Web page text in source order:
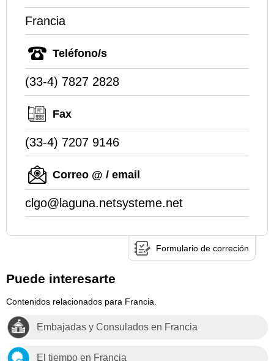
Francia
Teléfono/s
(33-4) 7827 2828
Fax
(33-4) 7207 9146
Correo @ / email
clgo@laguna.netsysteme.net
Formulario de correción
Puede interesarte
Contenidos relacionados para Francia.
Embajadas y Consulados en Francia
El tiempo en Francia